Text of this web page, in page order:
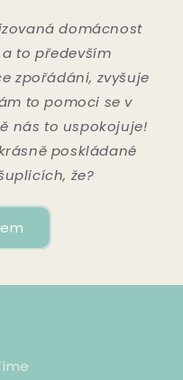
domácnost
to především
zpořádáni, zvyšuje
to pomoci se v
nás to uspokojuje!
poskládané
že?